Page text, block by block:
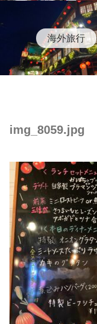
海外旅行
img_8059.jpg